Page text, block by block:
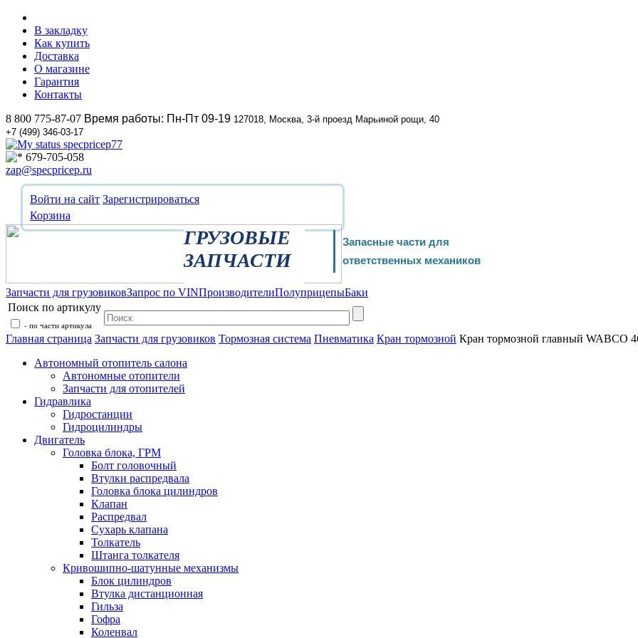
В закладку
Как купить
Доставка
О магазине
Гарантия
Контакты
8 800 775-87-07 Время работы: Пн-Пт 09-19 127018, Москва, 3-й проезд Марьиной рощи, 40
+7 (499) 346-03-17
specpricep77
679-705-058
zap@specpricep.ru
Войти на сайт Зарегистрироваться
Корзина
ГРУЗОВЫЕ
ЗАПЧАСТИ
Запасные части для
ответственных механиков
Запчасти для грузовиковЗапрос по VINПроизводителиПолуприцепыБаки
Поиск по артикулу
- по части артикула
Главная страница Запчасти для грузовиков Тормозная система Пневматика Кран тормозной Кран тормозной главный WABCO
Автономный отопитель салона
Автономные отопители
Запчасти для отопителей
Гидравлика
Гидростанции
Гидроцилиндры
Двигатель
Головка блока, ГРМ
Болт головочный
Втулки распредвала
Головка блока цилиндров
Клапан
Распредвал
Сухарь клапана
Толкатель
Штанга толкателя
Кривошипно-шатунные механизмы
Блок цилиндров
Втулка дистанционная
Гильза
Гофра
Коленвал